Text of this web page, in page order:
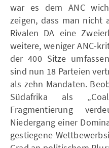
war es dem ANC
zeigen, dass man nicht
Rivalen DA eine
weitere, weniger ANC-
der 400 Sitze
sind nun 18 Parteien
als zehn Mandaten.
Südafrika als
Fragmentierung
Niedergang einer
gestiegene